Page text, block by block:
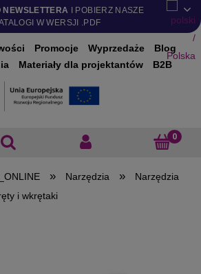
NEWSLETTERA I POBIERZ NASZE
W WERSJI .PDF
Promocje Wyprzedaże
Blog
Materiały dla projektantów B2B
» Narzędzia »
Narzędzia
i wkrętaki